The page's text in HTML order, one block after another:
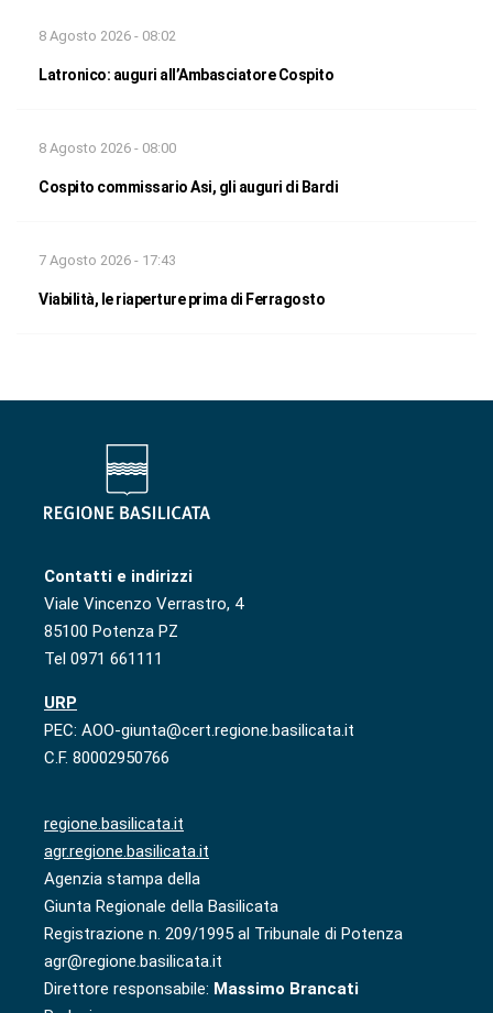
8 Agosto 2026 - 08:02
Latronico: auguri all’Ambasciatore Cospito
8 Agosto 2026 - 08:00
Cospito commissario Asi, gli auguri di Bardi
7 Agosto 2026 - 17:43
Viabilità, le riaperture prima di Ferragosto
Contatti e indirizzi
Viale Vincenzo Verrastro, 4
85100 Potenza PZ
Tel 0971 661111
URP
PEC: AOO-giunta@cert.regione.basilicata.it
C.F. 80002950766
regione.basilicata.it
agr.regione.basilicata.it
Agenzia stampa della
Giunta Regionale della Basilicata
Registrazione n. 209/1995 al Tribunale di Potenza
agr@regione.basilicata.it
Direttore responsabile: Massimo Brancati